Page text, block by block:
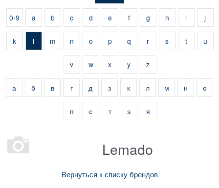
0-9 a b c d e f g h i j
k l m n o p q r s t u
v w x y z
а б в г д з к л м н о
п с т э я
Lemado
Вернуться к списку брендов